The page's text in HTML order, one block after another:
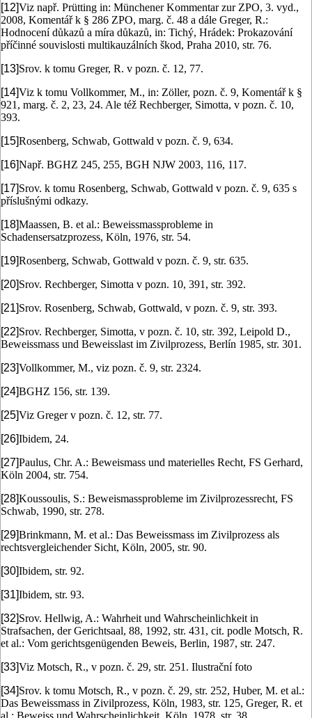
[12]Viz např. Prütting in: Münchener Kommentar zur ZPO, 3. vyd.,
2008, Komentář k § 286 ZPO, marg. č. 48 a dále Greger, R.:
Hodnocení důkazů a míra důkazů, in: Tichý, Hrádek: Prokazování
příčinné souvislosti multikauzálních škod, Praha 2010, str. 76.
[13]Srov. k tomu Greger, R. v pozn. č. 12, 77.
[14]Viz k tomu Vollkommer, M., in: Zöller, pozn. č. 9, Komentář k §
921, marg. č. 2, 23, 24. Ale též Rechberger, Simotta, v pozn. č. 10,
393.
[15]Rosenberg, Schwab, Gottwald v pozn. č. 9, 634.
[16]Např. BGHZ 245, 255, BGH NJW 2003, 116, 117.
[17]Srov. k tomu Rosenberg, Schwab, Gottwald v pozn. č. 9, 635 s
příslušnými odkazy.
[18]Maassen, B. et al.: Beweissmassprobleme in
Schadensersatzprozess, Köln, 1976, str. 54.
[19]Rosenberg, Schwab, Gottwald v pozn. č. 9, str. 635.
[20]Srov. Rechberger, Simotta v pozn. 10, 391, str. 392.
[21]Srov. Rosenberg, Schwab, Gottwald, v pozn. č. 9, str. 393.
[22]Srov. Rechberger, Simotta, v pozn. č. 10, str. 392, Leipold D.,
Beweissmass und Beweisslast im Zivilprozess, Berlín 1985, str. 301.
[23]Vollkommer, M., viz pozn. č. 9, str. 2324.
[24]BGHZ 156, str. 139.
[25]Viz Greger v pozn. č. 12, str. 77.
[26]Ibidem, 24.
[27]Paulus, Chr. A.: Beweismass und materielles Recht, FS Gerhard,
Köln 2004, str. 754.
[28]Koussoulis, S.: Beweismassprobleme im Zivilprozessrecht, FS
Schwab, 1990, str. 278.
[29]Brinkmann, M. et al.: Das Beweissmass im Zivilprozess als
rechtsvergleichender Sicht, Köln, 2005, str. 90.
[30]Ibidem, str. 92.
[31]Ibidem, str. 93.
[32]Srov. Hellwig, A.: Wahrheit und Wahrscheinlichkeit in
Strafsachen, der Gerichtsaal, 88, 1992, str. 431, cit. podle Motsch, R.
et al.: Vom gerichtsgenügenden Beweis, Berlin, 1987, str. 247.
[33]Viz Motsch, R., v pozn. č. 29, str. 251. Ilustrační foto
[34]Srov. k tomu Motsch, R., v pozn. č. 29, str. 252, Huber, M. et al.:
Das Beweissmass in Zivilprozess, Köln, 1983, str. 125, Greger, R. et
al.: Beweiss und Wahrscheinlichkeit, Köln, 1978, str. 38.